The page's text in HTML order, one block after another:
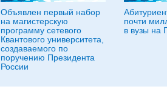
Объявлен первый набор
на магистерскую
программу сетевого
Квантового университета,
создаваемого по
поручению Президента
России
почти
в вузы на